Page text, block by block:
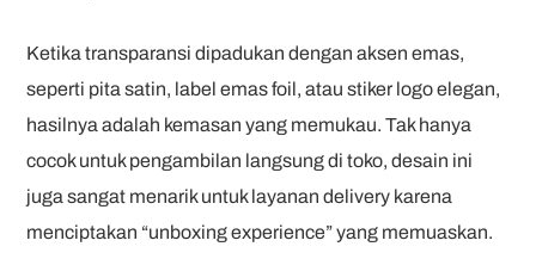
Ketika transparansi dipadukan dengan aksen emas,
seperti pita satin, label emas foil, atau stiker logo elegan,
hasilnya adalah kemasan yang memukau. Tak hanya
cocok untuk pengambilan langsung di toko, desain ini
juga sangat menarik untuk layanan delivery karena
menciptakan “unboxing experience” yang memuaskan.